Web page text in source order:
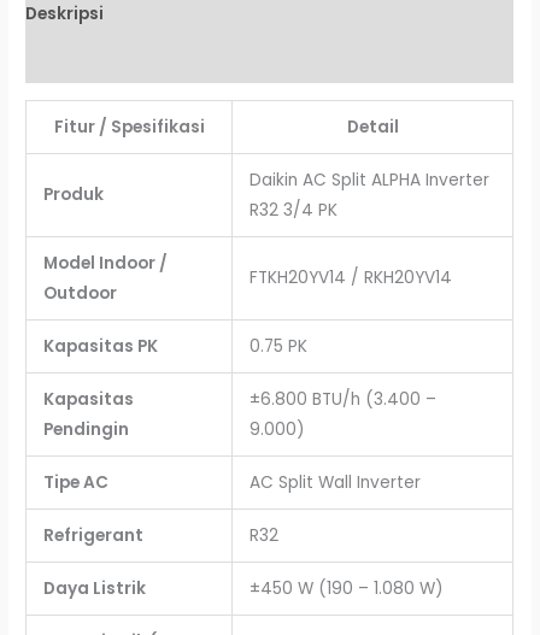
Deskripsi
Fitur / Spesifikasi Detail
Produk
Daikin AC Split ALPHA Inverter
R32 3/4 PK
Model Indoor /
Outdoor
FTKH20YV14 / RKH20YV14
Kapasitas PK 0.75 PK
Kapasitas
Pendingin
±6.800 BTU/h (3.400 –
9.000)
Tipe AC AC Split Wall Inverter
Refrigerant R32
Daya Listrik ±450 W (190 – 1.080 W)